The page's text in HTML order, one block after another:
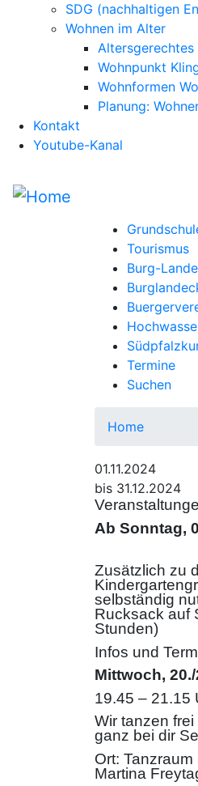
SDG (nachhaltigen
Wohnen im Alter
Wohnpunkt
Wohnformen
Planung:
Kontakt
Youtube-Kanal
Tourismus
Burg-
Termine
Suchen
Home
01.11.2024
bis 31.12.2024
Ab Sonntag,
Zusätzlich zu
selbständig
Rucksack auf
Stunden)
Infos und
Mittwoch,
19.45 – 21.15
Wir tanzen
ganz bei dir
Ort:
Martina